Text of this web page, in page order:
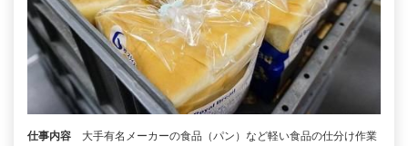
仕事内容
大手有名メーカーの食品（パン）など軽い食品の仕分け作業